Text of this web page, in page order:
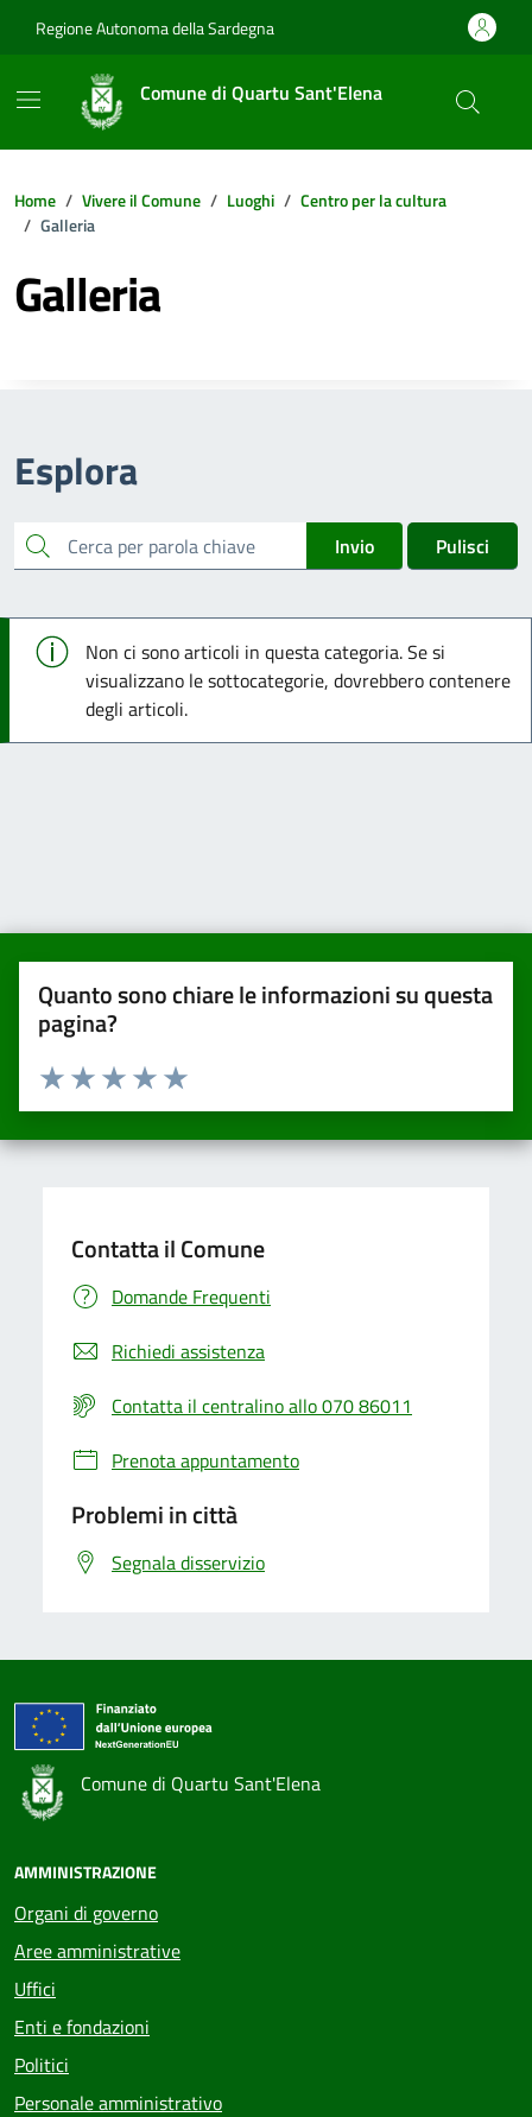
Regione Autonoma della Sardegna
Comune di Quartu Sant'Elena
Home Vivere il Comune Luoghi
Centro per la cultura
Galleria
Galleria
Esplora
cerca Invio Pulisci
Info
Non ci sono articoli in questa categoria. Se si
visualizzano le sottocategorie, dovrebbero contenere
degli articoli.
Quanto sono chiare le informazioni su questa
pagina?
Valuta da 1 a 5 stelle la pagina
Valuta 5 stelle su 5
Valuta 4 stelle su 5
Valuta 3 stelle su 5
Valuta 2 stelle su 5
Valuta una stella su 5
Contatta il Comune
Domande Frequenti
Richiedi assistenza
Contatta il centralino allo 070 86011
Prenota appuntamento
Problemi in città
Segnala disservizio
Comune di Quartu Sant'Elena
AMMINISTRAZIONE
Organi di governo
Aree amministrative
Uffici
Enti e fondazioni
Politici
Personale amministrativo